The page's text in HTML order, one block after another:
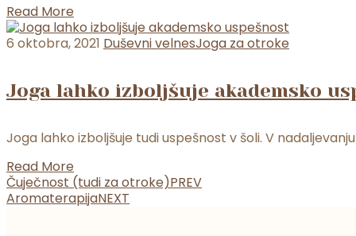
Read More
6 oktobra, 2021 Duševni velnesJoga za otroke
Joga lahko izboljšuje akademsko
Joga lahko izboljšuje tudi uspešnost v šoli. V
Read More
Čuječnost (tudi za otroke)PREV
AromaterapijaNEXT